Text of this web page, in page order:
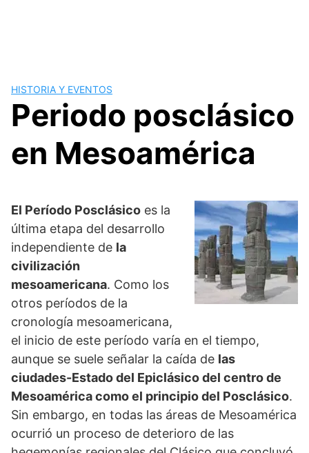
HISTORIA Y EVENTOS
Periodo posclásico
en Mesoamérica
El Período Posclásico es la
última etapa del desarrollo
independiente de la
civilización
mesoamericana. Como los
otros períodos de la
cronología mesoamericana,
el inicio de este período varía en el tiempo,
aunque se suele señalar la caída de las
ciudades-Estado del Epiclásico del centro de
Mesoamérica como el principio del Posclásico.
Sin embargo, en todas las áreas de Mesoamérica
ocurrió un proceso de deterioro de las